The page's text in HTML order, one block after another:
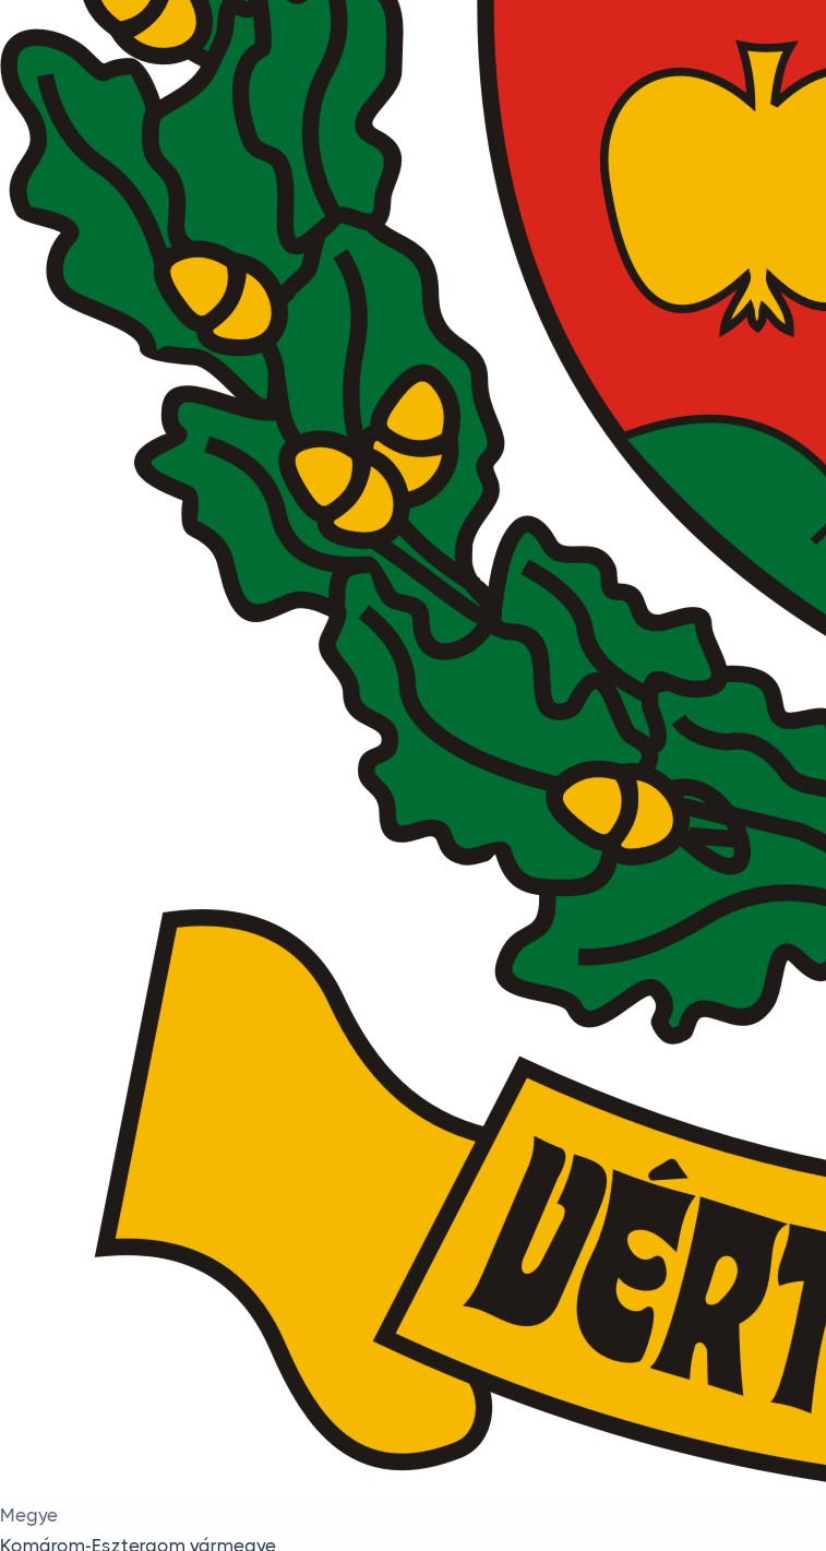
Megye
Komárom-Esztergom vármegye